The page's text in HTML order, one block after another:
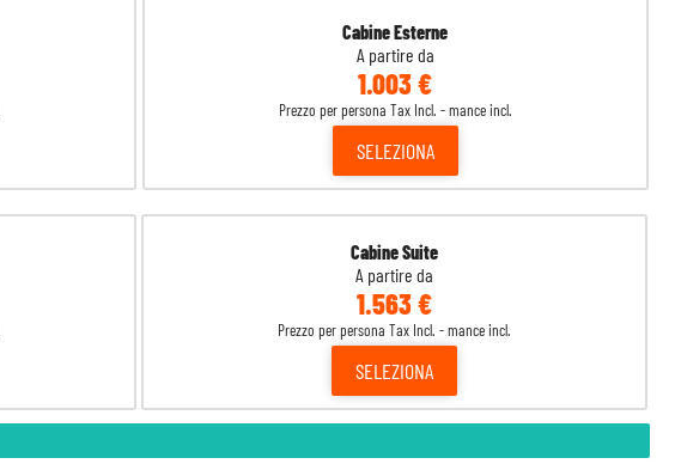
Cabine Esterne
A partire da
1.003 €
Prezzo per persona Tax Incl. - mance incl.
SELEZIONA
Cabine Suite
A partire da
1.563 €
Prezzo per persona Tax Incl. - mance incl.
SELEZIONA